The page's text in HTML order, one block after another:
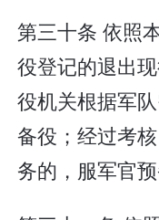
第三十条 依照
役登记的退出
役机关根据军
备役；经过考
务的，服军官预